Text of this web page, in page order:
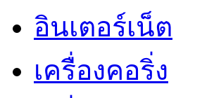
อินเตอร์เน็ต
เครื่องคอริ่ง